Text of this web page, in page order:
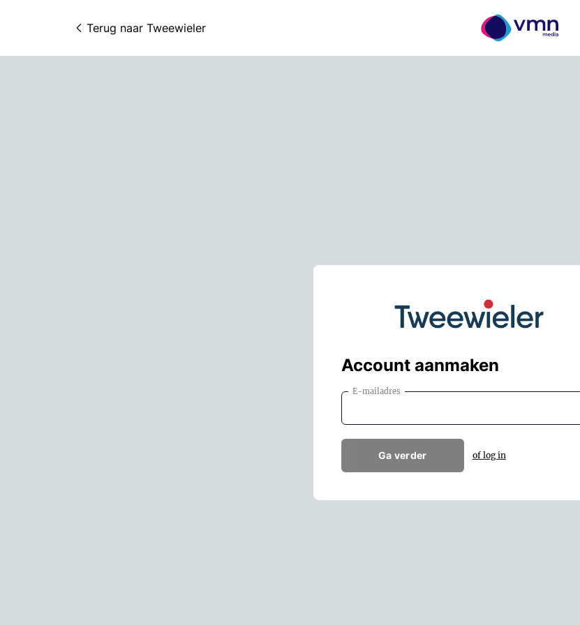
Terug naar Tweewieler
Account aanmaken
E-mailadres
Ga verder of log in